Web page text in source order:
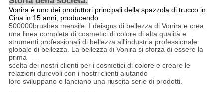
Vonira è uno dei produttori principali della spazzola di trucco in
Cina in 15 anni, producendo
500000brushes mensile. I deisgns di bellezza di Vonira e crea
una linea completa di cosmetici di colore di alta qualità e
strumenti professionali di bellezza all'industria professionale
globale di bellezza. La bellezza di Vonira si sforza di essere la
prima
scelta dei nostri clienti per i cosmetici di colore e creare le
relazioni durevoli con i nostri clienti aiutando
loro sviluppano e lanciano una riuscita serie di prodotti.